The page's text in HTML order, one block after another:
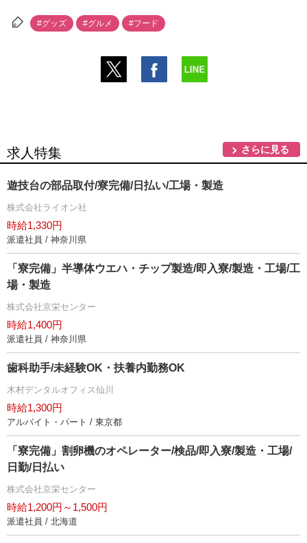
#グッズ #グルメ #フード
求人特集 さらに見る
遊技台の部品取付/寮完備/日払い/工場・製造
株式会社ライオン社
時給1,330円
派遣社員 / 神奈川県
「寮完備」半導体ウエハ・チップ製造/即入寮/製造・工場/工
場・製造
株式会社京栄センター
時給1,400円
派遣社員 / 神奈川県
歯科助手/未経験OK・扶養内勤務OK
木村デンタルオフィス仙川
時給1,300円
アルバイト・パート / 東京都
「寮完備」割卵機のオペレーター/検品/即入寮/製造・工場/
日勤/日払い
株式会社京栄センター
時給1,200円～1,500円
派遣社員 / 北海道